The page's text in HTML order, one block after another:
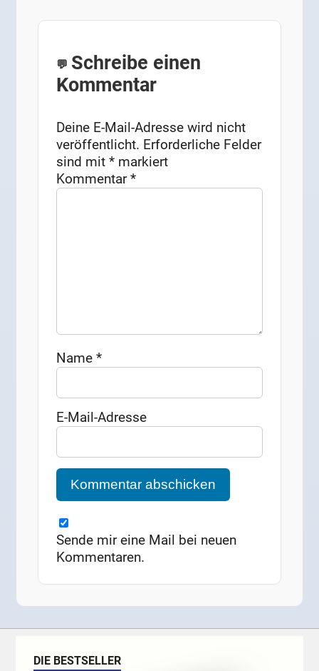
Schreibe einen
Kommentar
Deine E-Mail-Adresse wird nicht
veröffentlicht. Erforderliche Felder
sind mit* markiert
Kommentar*
Name*
E-Mail-Adresse
Sende mir eine Mail bei neuen
Kommentaren.
DIE BESTSELLER